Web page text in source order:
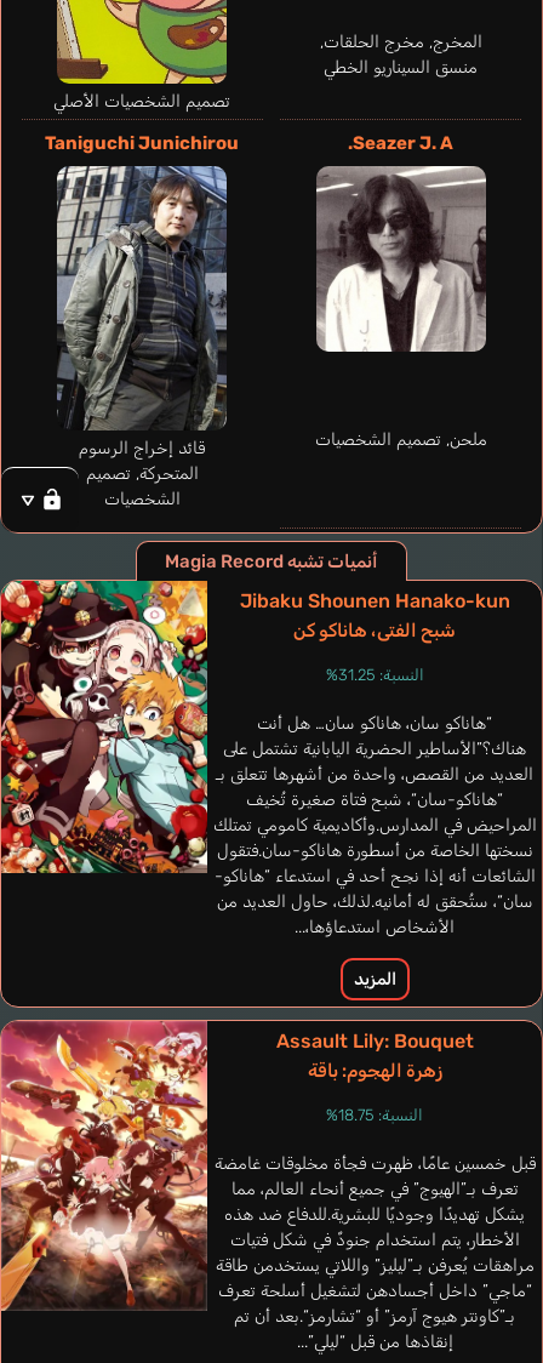
المخرج, مخرج الحلقات,
منسق السيناريو الخطي
تصميم الشخصيات الأصلي
Seazer J. A.
ملحن, تصميم الشخصيات
Taniguchi Junichirou
قائد إخراج الرسوم
المتحركة, تصميم
الشخصيات
Harlacher Erika
إنجليزي
Sodré Carol
García María
إسباني
Tamaki Iroha
Asakura Momo
Buckland Kira
إنجليزي
Stefane Mayara
برتغالي
Mejía García Valeria
إسباني
Yui Tsuruno
Natsukawa Shiina
Herington Marieve
إنجليزي
Izquierdo Stefanie
أنميات تشبه Magia Record
Jibaku Shounen Hanako-kun
شبح الفتى، هاناكو كن
النسبة: 31.25%
“هاناكو سان، هاناكو سان… هل أنت
هناك؟”الأساطير الحضرية اليابانية تشتمل على
العديد من القصص، واحدة من أشهرها تتعلق بـ
“هاناكو-سان“، شبح فتاة صغيرة تُخيف
المراحيض في المدارس.وأكاديمية كامومي تمتلك
نسختها الخاصة من أسطورة هاناكو-سان.فتقول
الشائعات أنه إذا نجح أحد في استدعاء “هاناكو-
سان“، ستُحقق له أمانيه.لذلك، حاول العديد من
الأشخاص استدعاؤها،...
المزيد
Assault Lily: Bouquet
زهرة الهجوم: باقة
النسبة: 18.75%
قبل خمسين عامًا، ظهرت فجأة مخلوقات غامضة
تعرف بـ”الهيوج” في جميع أنحاء العالم، مما
يشكل تهديدًا وجوديًا للبشرية.للدفاع ضد هذه
الأخطار، يتم استخدام جنودٌ في شكل فتيات
مراهقات يُعرفن بـ”ليليز” واللاتي يستخدمن طاقة
“ماجي” داخل أجسادهن لتشغيل أسلحة تعرف
بـ”كاونتر هيوج آرمز” أو “تشارمز“.بعد أن تم
إنقاذها من قبل “ليلي”...